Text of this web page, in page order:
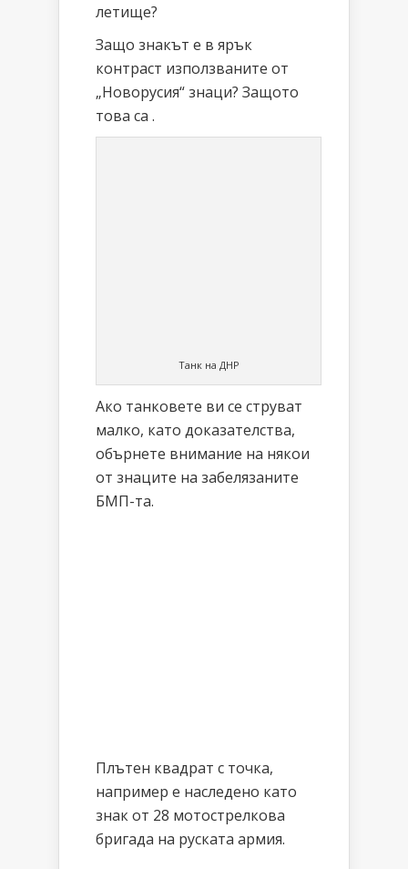
летище?
Защо знакът е в ярък
контраст използваните от
„Новорусия“ знаци? Защото
това са .
Танк на ДНР
Ако танковете ви се струват
малко, като доказателства,
обърнете внимание на някои
от знаците на забелязаните
БМП-та.
Плътен квадрат с точка,
например е наследено като
знак от 28 мотострелкова
бригада на руската армия.